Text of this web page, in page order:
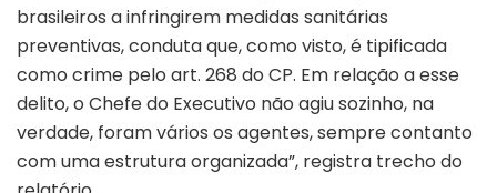
brasileiros a infringirem medidas sanitárias
preventivas, conduta que, como visto, é tipificada
como crime pelo art. 268 do CP. Em relação a esse
delito, o Chefe do Executivo não agiu sozinho, na
verdade, foram vários os agentes, sempre contanto
com uma estrutura organizada”, registra trecho do